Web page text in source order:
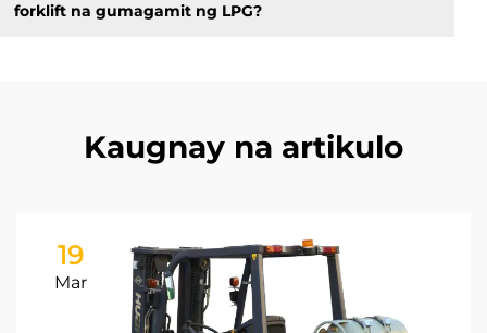
forklift na gumagamit ng LPG?
Kaugnay na artikulo
19
Mar